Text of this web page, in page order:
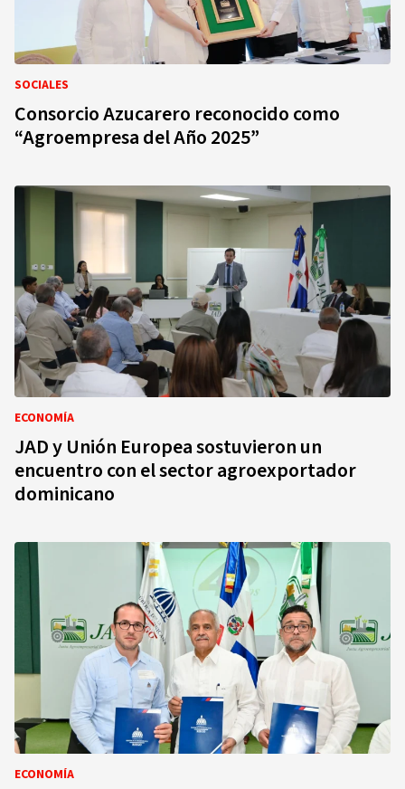
SOCIALES
Consorcio Azucarero reconocido como
“Agroempresa del Año 2025”
ECONOMÍA
JAD y Unión Europea sostuvieron un
encuentro con el sector agroexportador
dominicano
ECONOMÍA